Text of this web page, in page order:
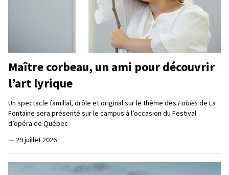
Maître corbeau, un ami pour découvrir
l’art lyrique
Un spectacle familial, drôle et original sur le thème des Fables de La
Fontaine sera présenté sur le campus à l’occasion du Festival
d’opéra de Québec
— 29 juillet 2026